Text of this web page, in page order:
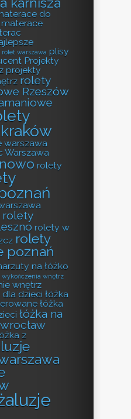
do
materace
rolet warszawa plisy
Projekty
projekty
rolety
Rzeszów
warszawa
Warszawa
rolety
rolety
rolety w
rolety
poznań
na łóżko
wykończenia wnętrz
wnętrz
dla dzieci łóżka
łóżka
łóżka na
z